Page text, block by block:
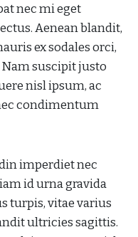
nec mi eget
Aenean blandit,
ex sodales orci,
suscipit justo
nisl ipsum, ac
condimentum
imperdiet nec
id urna gravida
turpis, vitae varius
ultricies sagittis.